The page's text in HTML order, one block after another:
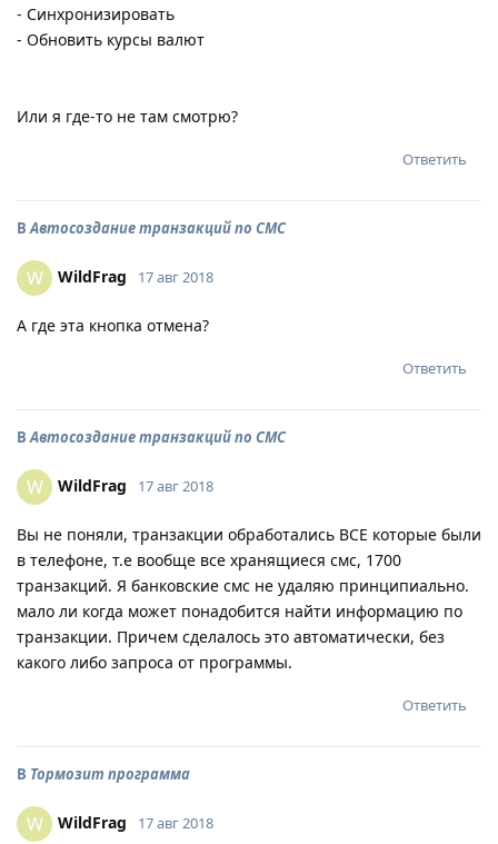
- Синхронизировать
- Обновить курсы валют
Или я где-то не там смотрю?
Ответить
ВАвтосоздание транзакций по СМС
W WildFrag 17 авг 2018
А где эта кнопка отмена?
Ответить
ВАвтосоздание транзакций по СМС
W WildFrag 17 авг 2018
Вы не поняли, транзакции обработались ВСЕ которые были
в телефоне, т.е вообще все хранящиеся смс, 1700
транзакций. Я банковские смс не удаляю принципиально.
мало ли когда может понадобится найти информацию по
транзакции. Причем сделалось это автоматически, без
какого либо запроса от программы.
Ответить
В Тормозит программа
W WildFrag 17 авг 2018